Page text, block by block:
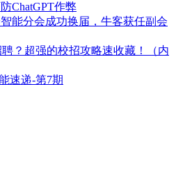
ChatGPT作弊
能分会成功换届，牛客获任副会
？超强的校招攻略速收藏！（内
速递-第7期